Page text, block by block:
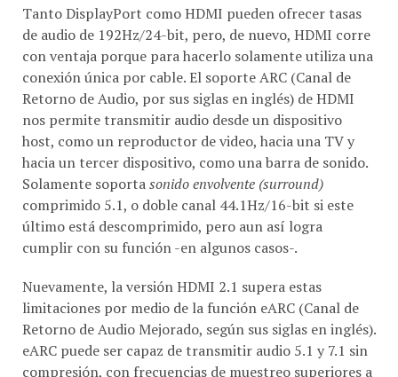
Tanto DisplayPort como HDMI pueden ofrecer tasas
de audio de 192Hz/24-bit, pero, de nuevo, HDMI corre
con ventaja porque para hacerlo solamente utiliza una
conexión única por cable. El soporte ARC (Canal de
Retorno de Audio, por sus siglas en inglés) de HDMI
nos permite transmitir audio desde un dispositivo
host, como un reproductor de video, hacia una TV y
hacia un tercer dispositivo, como una barra de sonido.
Solamente soporta sonido envolvente (surround)
comprimido 5.1, o doble canal 44.1Hz/16-bit si este
último está descomprimido, pero aun así logra
cumplir con su función -en algunos casos-.
Nuevamente, la versión HDMI 2.1 supera estas
limitaciones por medio de la función eARC (Canal de
Retorno de Audio Mejorado, según sus siglas en inglés).
eARC puede ser capaz de transmitir audio 5.1 y 7.1 sin
compresión, con frecuencias de muestreo superiores a